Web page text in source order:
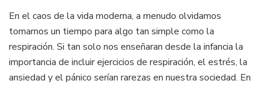
En el caos de la vida moderna, a menudo olvidamos
tomarnos un tiempo para algo tan simple como la
respiración. Si tan solo nos enseñaran desde la infancia la
importancia de incluir ejercicios de respiración, el estrés, la
ansiedad y el pánico serían rarezas en nuestra sociedad. En